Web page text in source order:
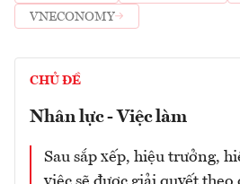
VNECONOMY
CHỦ ĐỀ
Nhân lực - Việc làm
Sau sắp xếp, hiệu trưởng,